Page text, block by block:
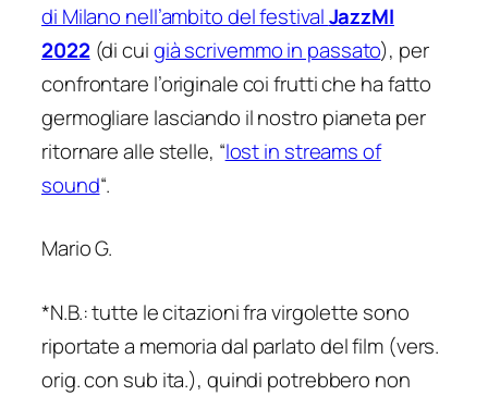
di Milano nell’ambito del festivalJazzMI
2022(di cuigià scrivemmo in passato), per
confrontare l’originale coi frutti che ha fatto
germogliare lasciando il nostro pianeta per
ritornare alle stelle, “lost in streams of
sound“.
Mario G.
*N.B.: tutte le citazioni fra virgolette sono
riportate a memoria dal parlato del film (vers.
orig. con sub ita.), quindi potrebbero non